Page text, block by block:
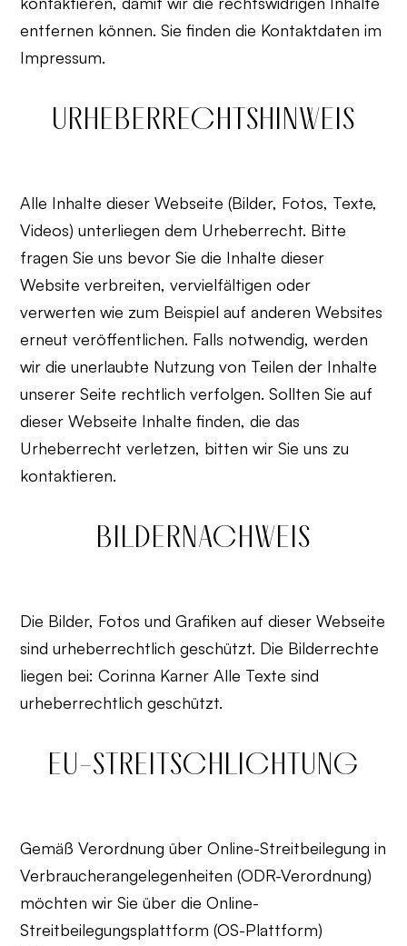
entfernen können. Sie finden die Kontaktdaten im
Impressum.
URHEBERRECHTSHINWEIS
Alle Inhalte dieser Webseite (Bilder, Fotos, Texte,
Videos) unterliegen dem Urheberrecht. Bitte
fragen Sie uns bevor Sie die Inhalte dieser
Website verbreiten, vervielfältigen oder
verwerten wie zum Beispiel auf anderen Websites
erneut veröffentlichen. Falls notwendig, werden
wir die unerlaubte Nutzung von Teilen der Inhalte
unserer Seite rechtlich verfolgen. Sollten Sie auf
dieser Webseite Inhalte finden, die das
Urheberrecht verletzen, bitten wir Sie uns zu
kontaktieren.
BILDERNACHWEIS
Die Bilder, Fotos und Grafiken auf dieser Webseite
sind urheberrechtlich geschützt. Die Bilderrechte
liegen bei: Corinna Karner Alle Texte sind
urheberrechtlich geschützt.
EU-STREITSCHLICHTUNG
Gemäß Verordnung über Online-Streitbeilegung in
Verbraucherangelegenheiten (ODR-Verordnung)
möchten wir Sie über die Online-
Streitbeilegungsplattform (OS-Plattform)